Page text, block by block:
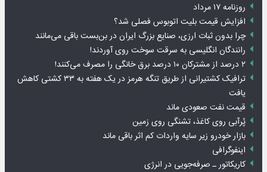
روزنامه ۱۷ مرداد
افزایش قیمت بلیت اتوبوس فصلی شد؟
چرا بدون ثبات ارزی، صنایع بزرگ ایران در بن‌بست باقی می‌مانند
رانندگان انگلیسی به سرقت سوخت روی آوردند!
۲ درصد از مشترکان ۱۰ درصد برق خانگی را مصرف می‌کنند!
ترافیک کشتیرانی از طریق تنگه هرمز در یک هفته به ۳۳ کشتی کاهش
یافت
قیمت نفت صعودی ماند
پُرآبی روی کاغذ، تشنگی روی زمین
بازار خودرو زیر سایه واردات کم اثر باقی ماند
اینفوگرافی
کاریکاتور ـ صرفه‌جویی در انرژی